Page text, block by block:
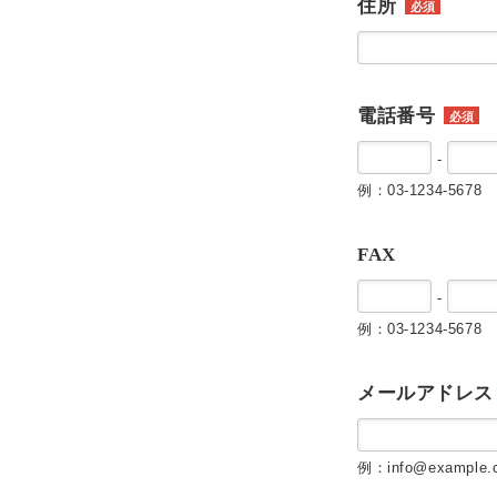
住所 必須
電話番号 必須
-
例：03-1234-5678
FAX
-
例：03-1234-5678
メールアドレス
例：